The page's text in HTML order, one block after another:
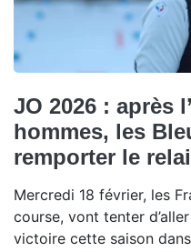
JO 2026 : après
hommes, les
remporter le
Mercredi 18 février, les
course, vont tenter
victoire cette saison